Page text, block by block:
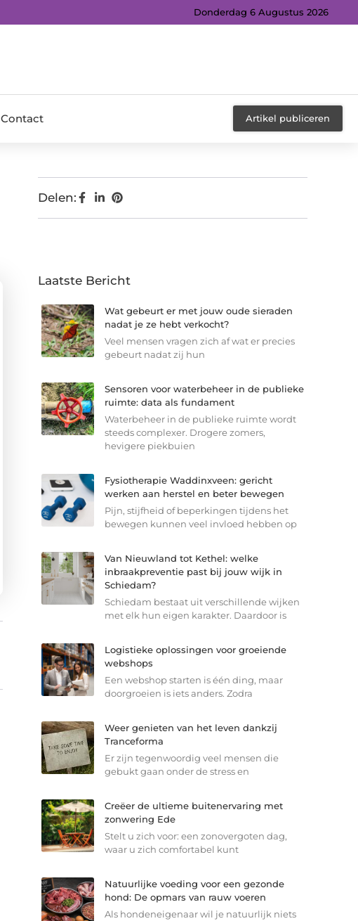
Donderdag 6 Augustus 2026
Contact Artikel publiceren
Delen:
Laatste Bericht
Wat gebeurt er met jouw oude sieraden
nadat je ze hebt verkocht?
Veel mensen vragen zich af wat er precies
gebeurt nadat zij hun
Sensoren voor waterbeheer in de publieke
ruimte: data als fundament
Waterbeheer in de publieke ruimte wordt
steeds complexer. Drogere zomers,
hevigere piekbuien
Fysiotherapie Waddinxveen: gericht
werken aan herstel en beter bewegen
Pijn, stijfheid of beperkingen tijdens het
bewegen kunnen veel invloed hebben op
Van Nieuwland tot Kethel: welke
inbraakpreventie past bij jouw wijk in
Schiedam?
Schiedam bestaat uit verschillende wijken
met elk hun eigen karakter. Daardoor is
Logistieke oplossingen voor groeiende
webshops
Een webshop starten is één ding, maar
doorgroeien is iets anders. Zodra
Weer genieten van het leven dankzij
Tranceforma
Er zijn tegenwoordig veel mensen die
gebukt gaan onder de stress en
Creëer de ultieme buitenervaring met
zonwering Ede
Stelt u zich voor: een zonovergoten dag,
waar u zich comfortabel kunt
Natuurlijke voeding voor een gezonde
hond: De opmars van rauw voeren
Als hondeneigenaar wil je natuurlijk niets